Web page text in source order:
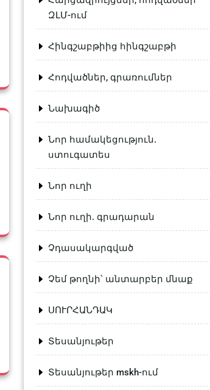
ԶԼՄ-ում
Հինգշաբթիից հինգշաբթի
Հոդվածներ, գրառումներ
Նախագիծ
Նոր համակեցություն.
ստուգատես
Նոր ուղի
Նոր ուղի. գրադարան
Չդասակարգված
Չեմ թողնի՝ անտարբեր մնաք
ՍՈՒՐՀԱՆԴԱԿ
Տեսանյութեր
Տեսանյութեր mskh-ում